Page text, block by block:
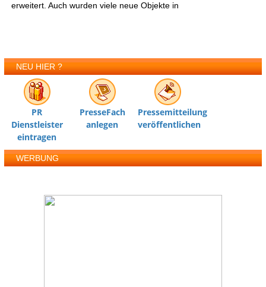
erweitert. Auch wurden viele neue Objekte in
NEU HIER ?
PR
Dienstleister
eintragen
PresseFach
anlegen
Pressemitteilung
veröffentlichen
WERBUNG